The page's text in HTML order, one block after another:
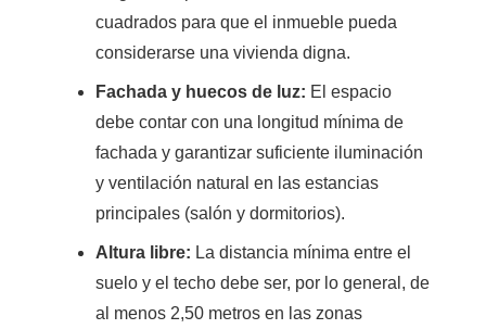
cuadrados para que el inmueble pueda
considerarse una vivienda digna.
Fachada y huecos de luz: El espacio
debe contar con una longitud mínima de
fachada y garantizar suficiente iluminación
y ventilación natural en las estancias
principales (salón y dormitorios).
Altura libre: La distancia mínima entre el
suelo y el techo debe ser, por lo general, de
al menos 2,50 metros en las zonas